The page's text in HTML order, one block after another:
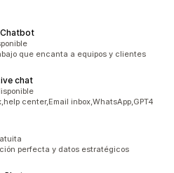
Chatbot
que encanta a equipos y clientes
chat
center,Email inbox,WhatsApp,GPT4
perfecta y datos estratégicos